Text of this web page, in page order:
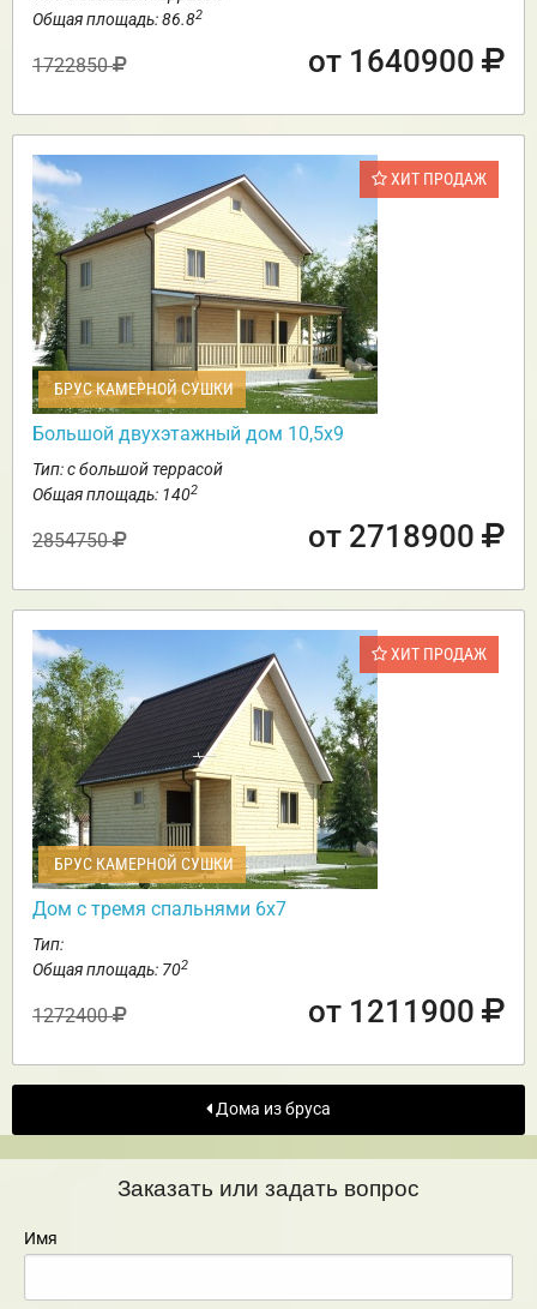
Общая площадь: 86.82
1722850 от 1640900
ХИТ ПРОДАЖ
БРУС КАМЕРНОЙ СУШКИ
Большой двухэтажный дом 10,5х9
Тип: с большой террасой
Общая площадь: 1402
2854750 от 2718900
ХИТ ПРОДАЖ
БРУС КАМЕРНОЙ СУШКИ
Дом с тремя спальнями 6х7
Тип:
Общая площадь: 702
1272400 от 1211900
Дома из бруса
Заказать или задать вопрос
Имя